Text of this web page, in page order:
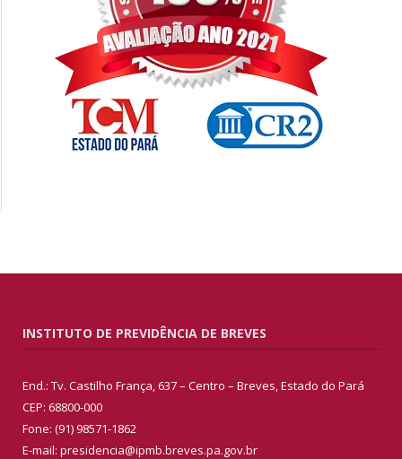
INSTITUTO DE PREVIDÊNCIA DE BREVES
End.: Tv. Castilho França, 637 – Centro – Breves, Estado do Pará
CEP: 68800-000
Fone: (91) 98571-1862
E-mail: presidencia@ipmb.breves.pa.gov.br